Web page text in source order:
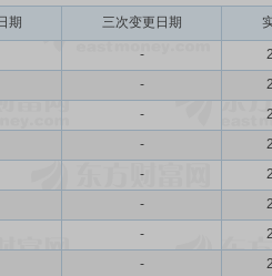
期 三次变更日期
-
-
-
-
-
-
-
-